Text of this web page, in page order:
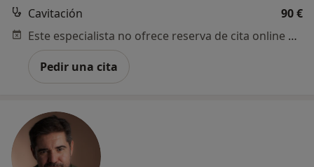
Cavitación
90 €
Este especialista no ofrece reserva de cita online en esta dirección.
Pedir una cita